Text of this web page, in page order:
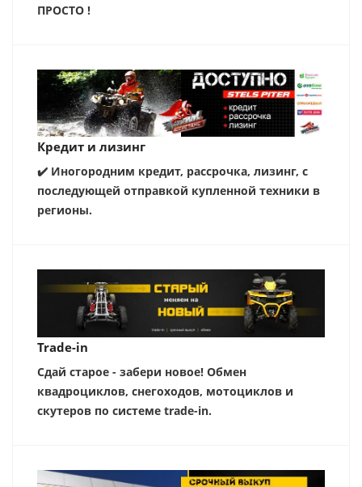
ПРОСТО !
Кредит и лизинг
✔️ Иногородним кредит, рассрочка, лизинг, с
последующей отправкой купленной техники в
регионы.
Trade-in
Сдай старое - забери новое! Обмен
квадроциклов, снегоходов, мотоциклов и
скутеров по системе trade-in.